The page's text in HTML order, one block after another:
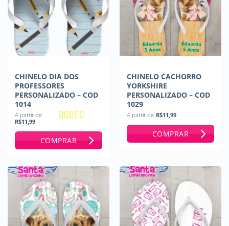
CHINELO DIA DOS
PROFESSORES
PERSONALIZADO – COD
1014
A partir de
R$11,99
COMPRAR
CHINELO CACHORRO
YORKSHIRE
PERSONALIZADO – COD
1029
A partir de R$11,99
COMPRAR